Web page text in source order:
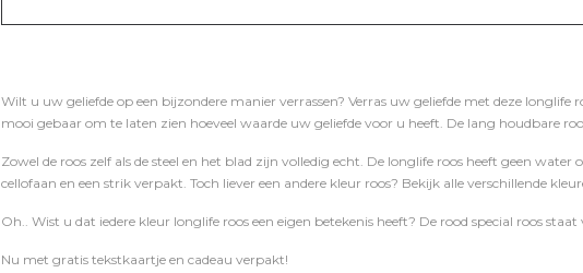
Wilt u uw geliefde op een bijzondere manier verrassen? Verras uw geliefde met deze longlife
mooi gebaar om te laten zien hoeveel waarde uw geliefde voor u heeft. De lang houdbare
Zowel de roos zelf als de steel en het blad zijn volledig echt. De longlife roos heeft geen
cellofaan en een strik verpakt. Toch liever een andere kleur roos? Bekijk alle verschillende
Oh.. Wist u dat iedere kleur longlife roos een eigen betekenis heeft? De rood special roos staat
Nu met gratis tekstkaartje en cadeau verpakt!